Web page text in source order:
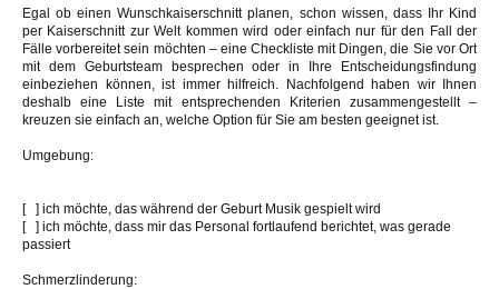
Egal ob einen Wunschkaiserschnitt planen, schon wissen, dass Ihr Kind
per Kaiserschnitt zur Welt kommen wird oder einfach nur für den Fall der
Fälle vorbereitet sein möchten – eine Checkliste mit Dingen, die Sie vor Ort
mit dem Geburtsteam besprechen oder in Ihre Entscheidungsfindung
einbeziehen können, ist immer hilfreich. Nachfolgend haben wir Ihnen
deshalb eine Liste mit entsprechenden Kriterien zusammengestellt –
kreuzen sie einfach an, welche Option für Sie am besten geeignet ist.
Umgebung:
[ ] ich möchte, das während der Geburt Musik gespielt wird
[ ] ich möchte, dass mir das Personal fortlaufend berichtet, was gerade
passiert
Schmerzlinderung: